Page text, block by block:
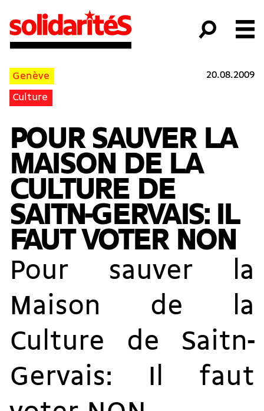
Genève
Culture
20.08.2009
POUR SAUVER LA
MAISON DE LA
CULTURE DE
SAITN-GERVAIS: IL
FAUT VOTER NON
Pour sauver la
Maison de la
Culture de Saitn-
Gervais: Il faut